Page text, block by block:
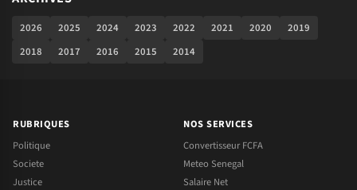
2026 2025 2024 2023 2022 2021 2020
2019
2018
2017 2016 2015 2014
RUBRIQUES
Politique
Societe
Justice
NOS SERVICES
Convertisseur FCFA
Meteo Senegal
Salaire Net